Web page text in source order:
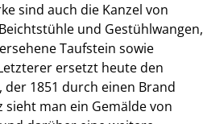
sind auch die Kanzel von
Beichtstühle und Gestühlwangen,
Taufstein sowie
ersetzt heute den
1851 durch einen Brand
man ein Gemälde von